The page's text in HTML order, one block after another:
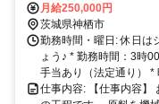
栖751-1
月給250,000円
茨城県神栖市
勤務時間・曜日: 休日は
ょう♪ * 勤務時間：3時
手当あり（法定通り） *
仕事内容: 【仕事内容】